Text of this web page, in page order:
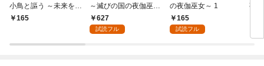
小鳥と謳う ～未来を知
る専属執事に「君を救
165
～滅びの国の夜伽巫女
～ 1627
試読フル
の夜伽巫女～ 1
165
試読フル
熟